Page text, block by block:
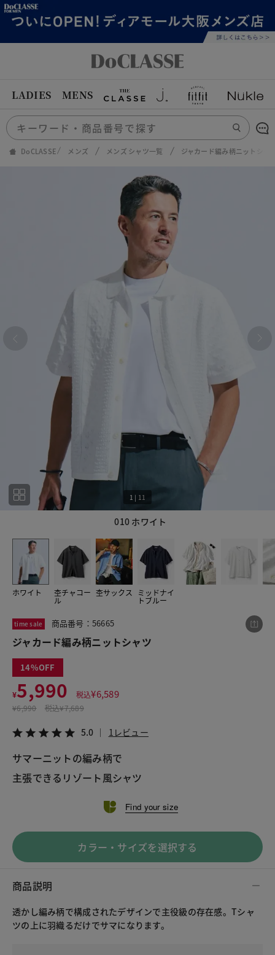
LADIES MENS
DoCLASSE メンズ メンズ シャツ一覧 ジャカード編み柄ニットシャ
010 ホワイト
1 | 11
ホワイト 杢チャコー
ル
杢サックス ミッドナイ
トブルー
1
time sale 商品番号：56665
ジャカード編み柄ニットシャツ
14
¥5,990 税込¥6,589
¥6,990 税込¥7,689
5.0 1レビュー
サマーニットの編み柄で
主張できるリゾート風シャツ
Find your size
カラー・サイズを選択する
商品説明
透かし編み柄で構成されたデザインで主役級の存在感。Tシャ
ツの上に羽織るだけでサマになります。
この商品をシェアする
ジャカード編み柄ニットシャツ
¥5,990
税込¥6,589
LINE X